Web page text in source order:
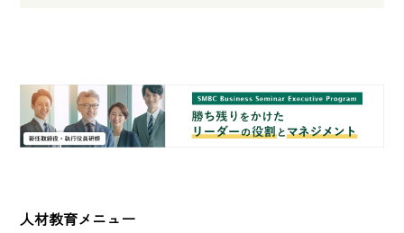
人材教育メニュー